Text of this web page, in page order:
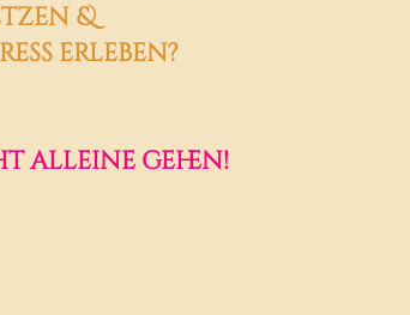
&
erleben?
alleine gehen!